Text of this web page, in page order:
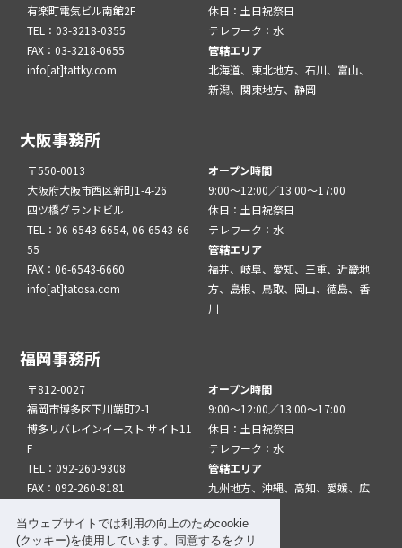
当ウェブサイトでは利用の向上のためcookie
(クッキー)を使用しています。同意するをクリ
有楽町電気ビル南館2F
TEL：03-3218-0355
FAX：03-3218-0655
info[at]tattky.com
休日：土日祝祭日
テレワーク：水
管轄エリア
北海道、東北地方、石川、富山、
新潟、関東地方、静岡
大阪事務所
〒550-0013
大阪府大阪市西区新町1-4-26
四ツ橋グランドビル
TEL：06-6543-6654, 06-6543-66
55
FAX：06-6543-6660
info[at]tatosa.com
オープン時間
9:00～12:00／13:00～17:00
休日：土日祝祭日
テレワーク：水
管轄エリア
福井、岐阜、愛知、三重、近畿地
方、島根、鳥取、岡山、徳島、香
川
福岡事務所
〒812-0027
福岡市博多区下川端町2-1
博多リバレインイースト サイト11
F
TEL：092-260-9308
FAX：092-260-8181
オープン時間
9:00～12:00／13:00～17:00
休日：土日祝祭日
テレワーク：水
管轄エリア
九州地方、沖縄、高知、愛媛、広